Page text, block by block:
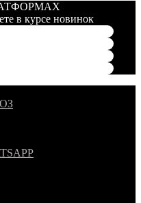
в курсе новинок